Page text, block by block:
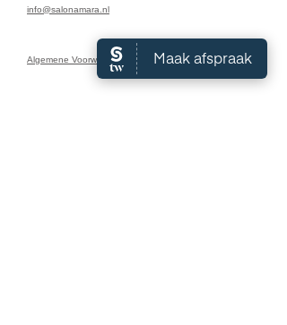
info@salonamara.nl
Algemene Voorwaarden